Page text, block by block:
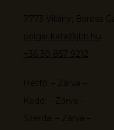
7773 Villány, Baross
polgar.kata@jbb.hu
+36 30 857 9212
Hétfő: – Zárva –
Kedd: – Zárva –
Szerda: – Zárva –